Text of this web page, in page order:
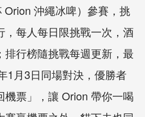
沖繩冰啤）參賽，挑
每人每日限挑戰一次，酒
行榜隨挑戰每週更新，最
1月3日同場對決，優勝者
票」，讓 Orion 帶你一喝